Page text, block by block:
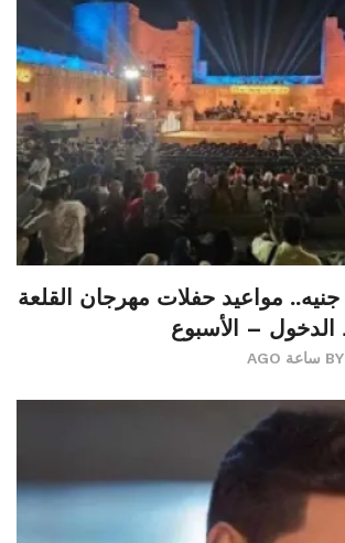
التذكرة بـ 100 جنيه.. مواعيد حفلات مهرجان القلعة
BY